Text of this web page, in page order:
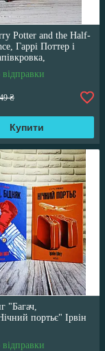
Potter and the Half-
Гаррі Поттер і
мовою
₴
Купити
"Багач,
портьє" Ірвін